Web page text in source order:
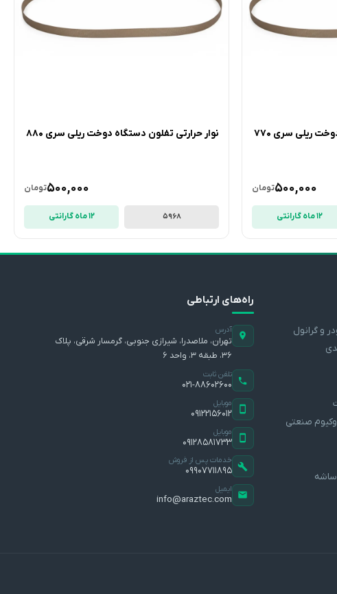
ریلی سری 770
تومان500,000
12 ماه گارانتی
نوار حرارتی تفلون دستگاه دوخت ریلی سری 880
تومان500,000
5968 12 ماه گارانتی
و گرانول
صنعتی
ساشه
راه‌های ارتباطی
آدرس
تهران، ملاصدرا، شیرازی جنوبی، گرمسار شرقی، پلاک
۳۶، طبقه ۳، واحد ۶
تلفن ثابت
۰۲۱-۸۸۶۰۲۶۰۰
موبایل
۰۹۱۲۲۱۵۶۰۱۲
موبایل
۰۹۱۲۸۵۸۱۷۳۳
خدمات پس از فروش
۰۹۹۰۷۷۱۱۸۹۵
ایمیل
info@araztec.com